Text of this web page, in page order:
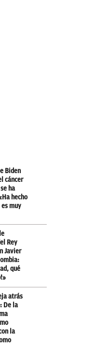
Biden
cáncer
ha
hecho
muy
Rey
Javier
qué
atrás
De la
la